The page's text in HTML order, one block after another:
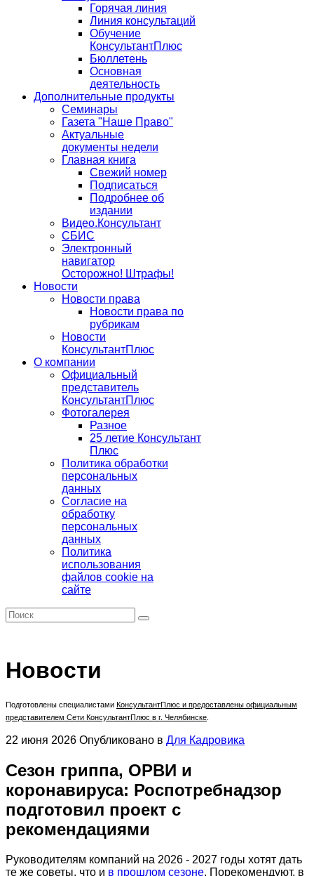
Горячая линия
Линия консультаций
Обучение
КонсультантПлюс
Бюллетень
Основная
деятельность
Дополнительные продукты
Семинары
Газета "Наше Право"
Актуальные
документы недели
Главная книга
Свежий номер
Подписаться
Подробнее об
издании
Видео.Консультант
СБИС
Электронный
навигатор
Осторожно! Штрафы!
Новости
Новости права
Новости права по
рубрикам
Новости
КонсультантПлюс
О компании
Официальный
представитель
КонсультантПлюс
Фотогалерея
Разное
25 летие Консультант
Плюс
Политика обработки
персональных
данных
Согласие на
обработку
персональных
данных
Политика
использования
файлов cookie на
сайте
Новости
Подготовлены специалистами КонсультантПлюс и предоставлены официальным
представителем Сети КонсультантПлюс в г. Челябинске
22 июня 2026 Опубликовано в Для Кадровика
Сезон гриппа, ОРВИ и
коронавируса: Роспотребнадзор
подготовил проект с
рекомендациями
Руководителям компаний на 2026 - 2027 годы хотят дать
те же советы, что и в прошлом сезоне. Порекомендуют, в